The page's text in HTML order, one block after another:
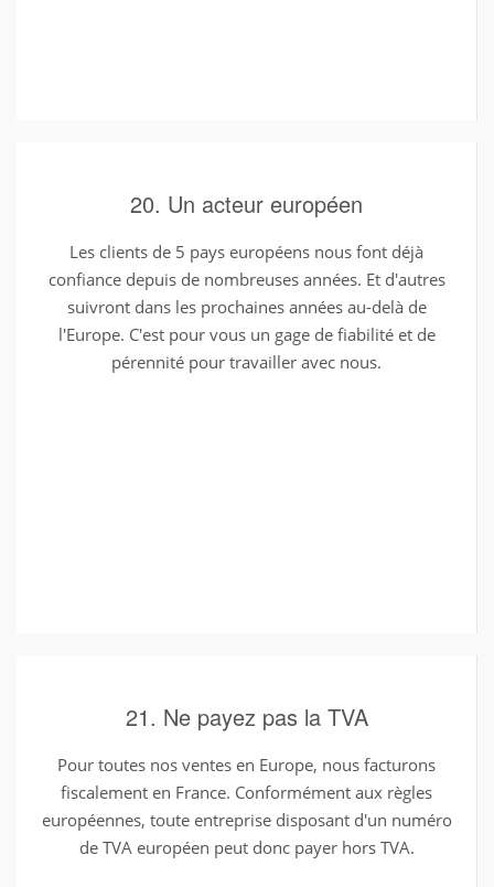
20. Un acteur européen
Les clients de 5 pays européens nous font déjà
confiance depuis de nombreuses années. Et d'autres
suivront dans les prochaines années au-delà de
l'Europe. C'est pour vous un gage de fiabilité et de
pérennité pour travailler avec nous.
21. Ne payez pas la TVA
Pour toutes nos ventes en Europe, nous facturons
fiscalement en France. Conformément aux règles
européennes, toute entreprise disposant d'un numéro
de TVA européen peut donc payer hors TVA.